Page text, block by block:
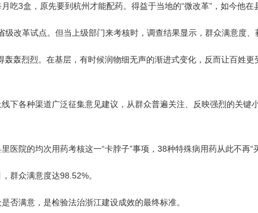
吃3盒，原先要到杭州才能配药。得益于当地的“微改革”，如今他在
改革试点。但当上级部门来考核时，调查结果显示，群众满意度、
轰烈烈。在基层，有时候润物细无声的渐进式变化，反而让百姓更
下各种渠道广泛征集意见建议，从群众普遍关注、反映强烈的关键
院的均次用药考核这一“卡脖子”事项，38种特殊病用药从此不再“
群众满意度达98.52%。
否满意，是检验法治浙江建设成效的最终标准。